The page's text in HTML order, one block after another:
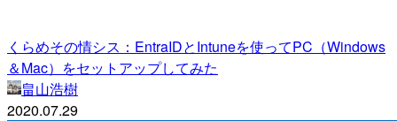
くらめその情シス：EntraIDとIntuneを使ってPC（Windows
＆Mac）をセットアップしてみた
畠山浩樹
2020.07.29